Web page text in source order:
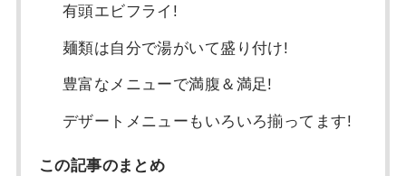
有頭エビフライ!
麺類は自分で湯がいて盛り付け!
豊富なメニューで満腹＆満足!
デザートメニューもいろいろ揃ってます!
この記事のまとめ